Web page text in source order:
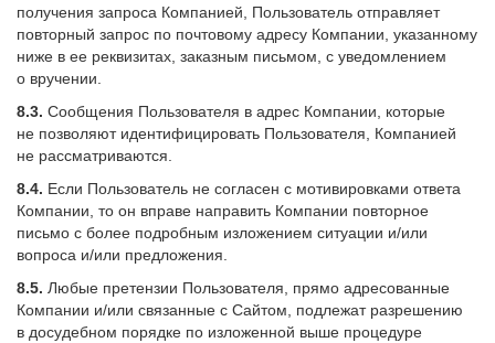
получения запроса Компанией, Пользователь отправляет
повторный запрос по почтовому адресу Компании, указанному
ниже в ее реквизитах, заказным письмом, с уведомлением
о вручении.
8.3. Сообщения Пользователя в адрес Компании, которые
не позволяют идентифицировать Пользователя, Компанией
не рассматриваются.
8.4. Если Пользователь не согласен с мотивировками ответа
Компании, то он вправе направить Компании повторное
письмо с более подробным изложением ситуации и/или
вопроса и/или предложения.
8.5. Любые претензии Пользователя, прямо адресованные
Компании и/или связанные с Сайтом, подлежат разрешению
в досудебном порядке по изложенной выше процедуре